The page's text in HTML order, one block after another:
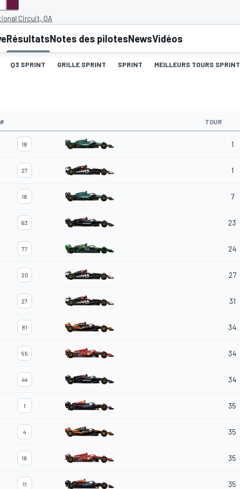
Circuit, QA
RésultatsNotes des pilotesNewsVidéos
Q3 SPRINT GRILLE SPRINT SPRINT MEILLEURS TOURS SPRINT
# TOUR
18 1
27 1
18 7
63 23
77 24
20 27
27 31
81 34
55 34
44 34
1 35
4 35
16 35
11 35